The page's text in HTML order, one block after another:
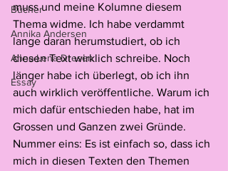
Bücher
Annika Andersen
Anna-Lena Dresen
Essay
muss und meine Kolumne diesem
Thema widme. Ich habe verdammt
lange daran herumstudiert, ob ich
diesen Text wirklich schreibe. Noch
länger habe ich überlegt, ob ich ihn
auch wirklich veröffentliche. Warum ich
mich dafür entschieden habe, hat im
Grossen und Ganzen zwei Gründe.
Nummer eins: Es ist einfach so, dass ich
mich in diesen Texten den Themen